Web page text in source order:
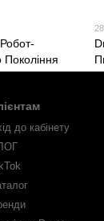
Покоління
до кабінету